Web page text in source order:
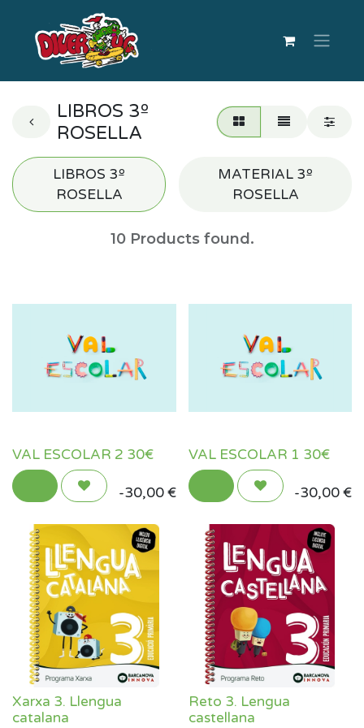
LIBROS 3º
ROSELLA
LIBROS 3º
ROSELLA
MATERIAL 3º
ROSELLA
10Products found.
VAL ESCOLAR 2 30€
- 30,00€
VAL ESCOLAR 1 30€
- 30,00€
Xarxa 3. Llengua
catalana
Reto 3. Lengua
castellana